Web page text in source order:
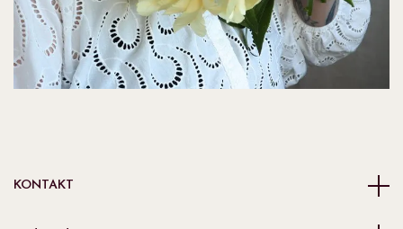
KONTAKT